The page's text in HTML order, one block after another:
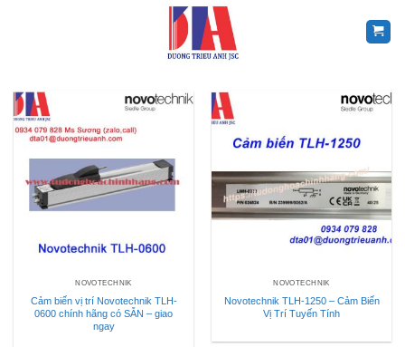
NOVOTECHNIK
Cảm biến vị trí Novotechnik TLH-
0600 chính hãng có SẴN – giao
ngay
NOVOTECHNIK
Novotechnik TLH-1250 – Cảm Biến
Vị Trí Tuyến Tính